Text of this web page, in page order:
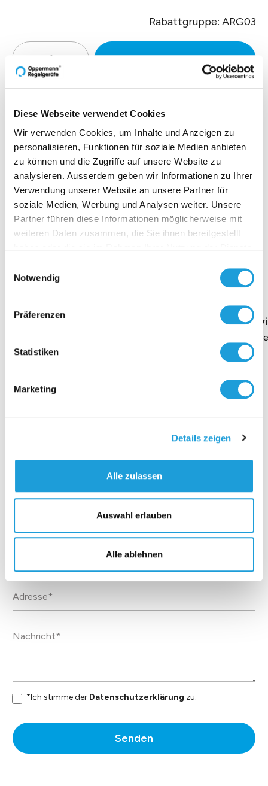
Diese Webseite verwendet Cookies
Wir verwenden Cookies, um Inhalte und Anzeigen zu
personalisieren, Funktionen für soziale Medien anbieten
zu können und die Zugriffe auf unsere Website zu
analysieren. Ausserdem geben wir Informationen zu Ihrer
Verwendung unserer Website an unsere Partner für
soziale Medien, Werbung und Analysen weiter. Unsere
Partner führen diese Informationen möglicherweise mit
weiteren Daten zusammen, die Sie ihnen bereitgestellt
Notwendig
Präferenzen
Statistiken
Marketing
Details zeigen
Alle zulassen
Auswahl erlauben
Alle ablehnen
Rabattgruppe: ARG03
Zur Offertenanfrage
Produktbeschreibung
Technische Daten
Downloads
Einblicke zu 40 Jahren
Oppermann
Geschäftsführung Heike Dirmeier
Kontakt
*Ich stimme der Datenschutzerklärung zu.
Senden